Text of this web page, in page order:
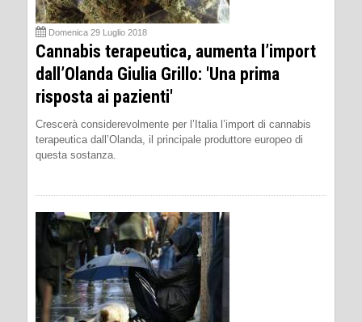
Domenica 29 Luglio 2018
Cannabis terapeutica, aumenta l’import
dall’Olanda Giulia Grillo: 'Una prima
risposta ai pazienti'
Crescerà considerevolmente per l’Italia l’import di cannabis
terapeutica dall’Olanda, il principale produttore europeo di
questa sostanza.